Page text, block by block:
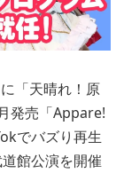
「天晴れ！原
発売「Appare!
でバズり再生
館公演を開催